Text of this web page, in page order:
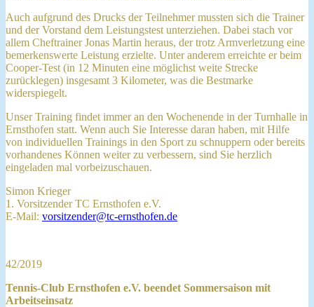
Auch aufgrund des Drucks der Teilnehmer mussten sich die Trainer
und der Vorstand dem Leistungstest unterziehen. Dabei stach vor
allem Cheftrainer Jonas Martin heraus, der trotz Armverletzung eine
bemerkenswerte Leistung erzielte. Unter anderem erreichte er beim
Cooper-Test (in 12 Minuten eine möglichst weite Strecke
zurücklegen) insgesamt 3 Kilometer, was die Bestmarke
widerspiegelt.
Unser Training findet immer an den Wochenende in der Turnhalle in
Ernsthofen statt. Wenn auch Sie Interesse daran haben, mit Hilfe
von individuellen Trainings in den Sport zu schnuppern oder bereits
vorhandenes Können weiter zu verbessern, sind Sie herzlich
eingeladen mal vorbeizuschauen.
Simon Krieger
1. Vorsitzender TC Ernsthofen e.V.
E-Mail: vorsitzender@tc-ernsthofen.de
42/2019
Tennis-Club Ernsthofen e.V. beendet Sommersaison mit
Arbeitseinsatz